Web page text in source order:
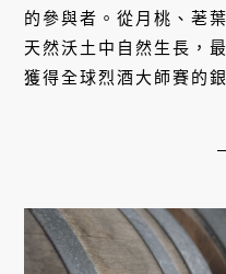
的參與者。從月桃、荖
天然沃土中自然生長，
獲得全球烈酒大師賽的